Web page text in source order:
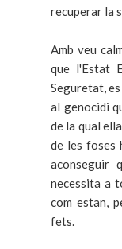
recuperar la
Amb veu
que l'Estat
Seguretat,
al genocidi
de la qual
de les foses
aconseguir
necessita a
com estan,
fets.